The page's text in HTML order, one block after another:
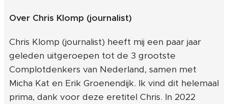
Over Chris Klomp (journalist)
Chris Klomp (journalist) heeft mij een paar jaar
geleden uitgeroepen tot de 3 grootste
Complotdenkers van Nederland, samen met
Micha Kat en Erik Groenendijk. Ik vind dit helemaal
prima, dank voor deze eretitel Chris. In 2022